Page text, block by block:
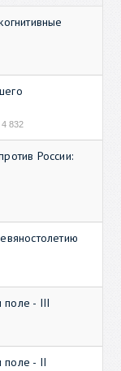
4 832
России:
поле - III
поле - II